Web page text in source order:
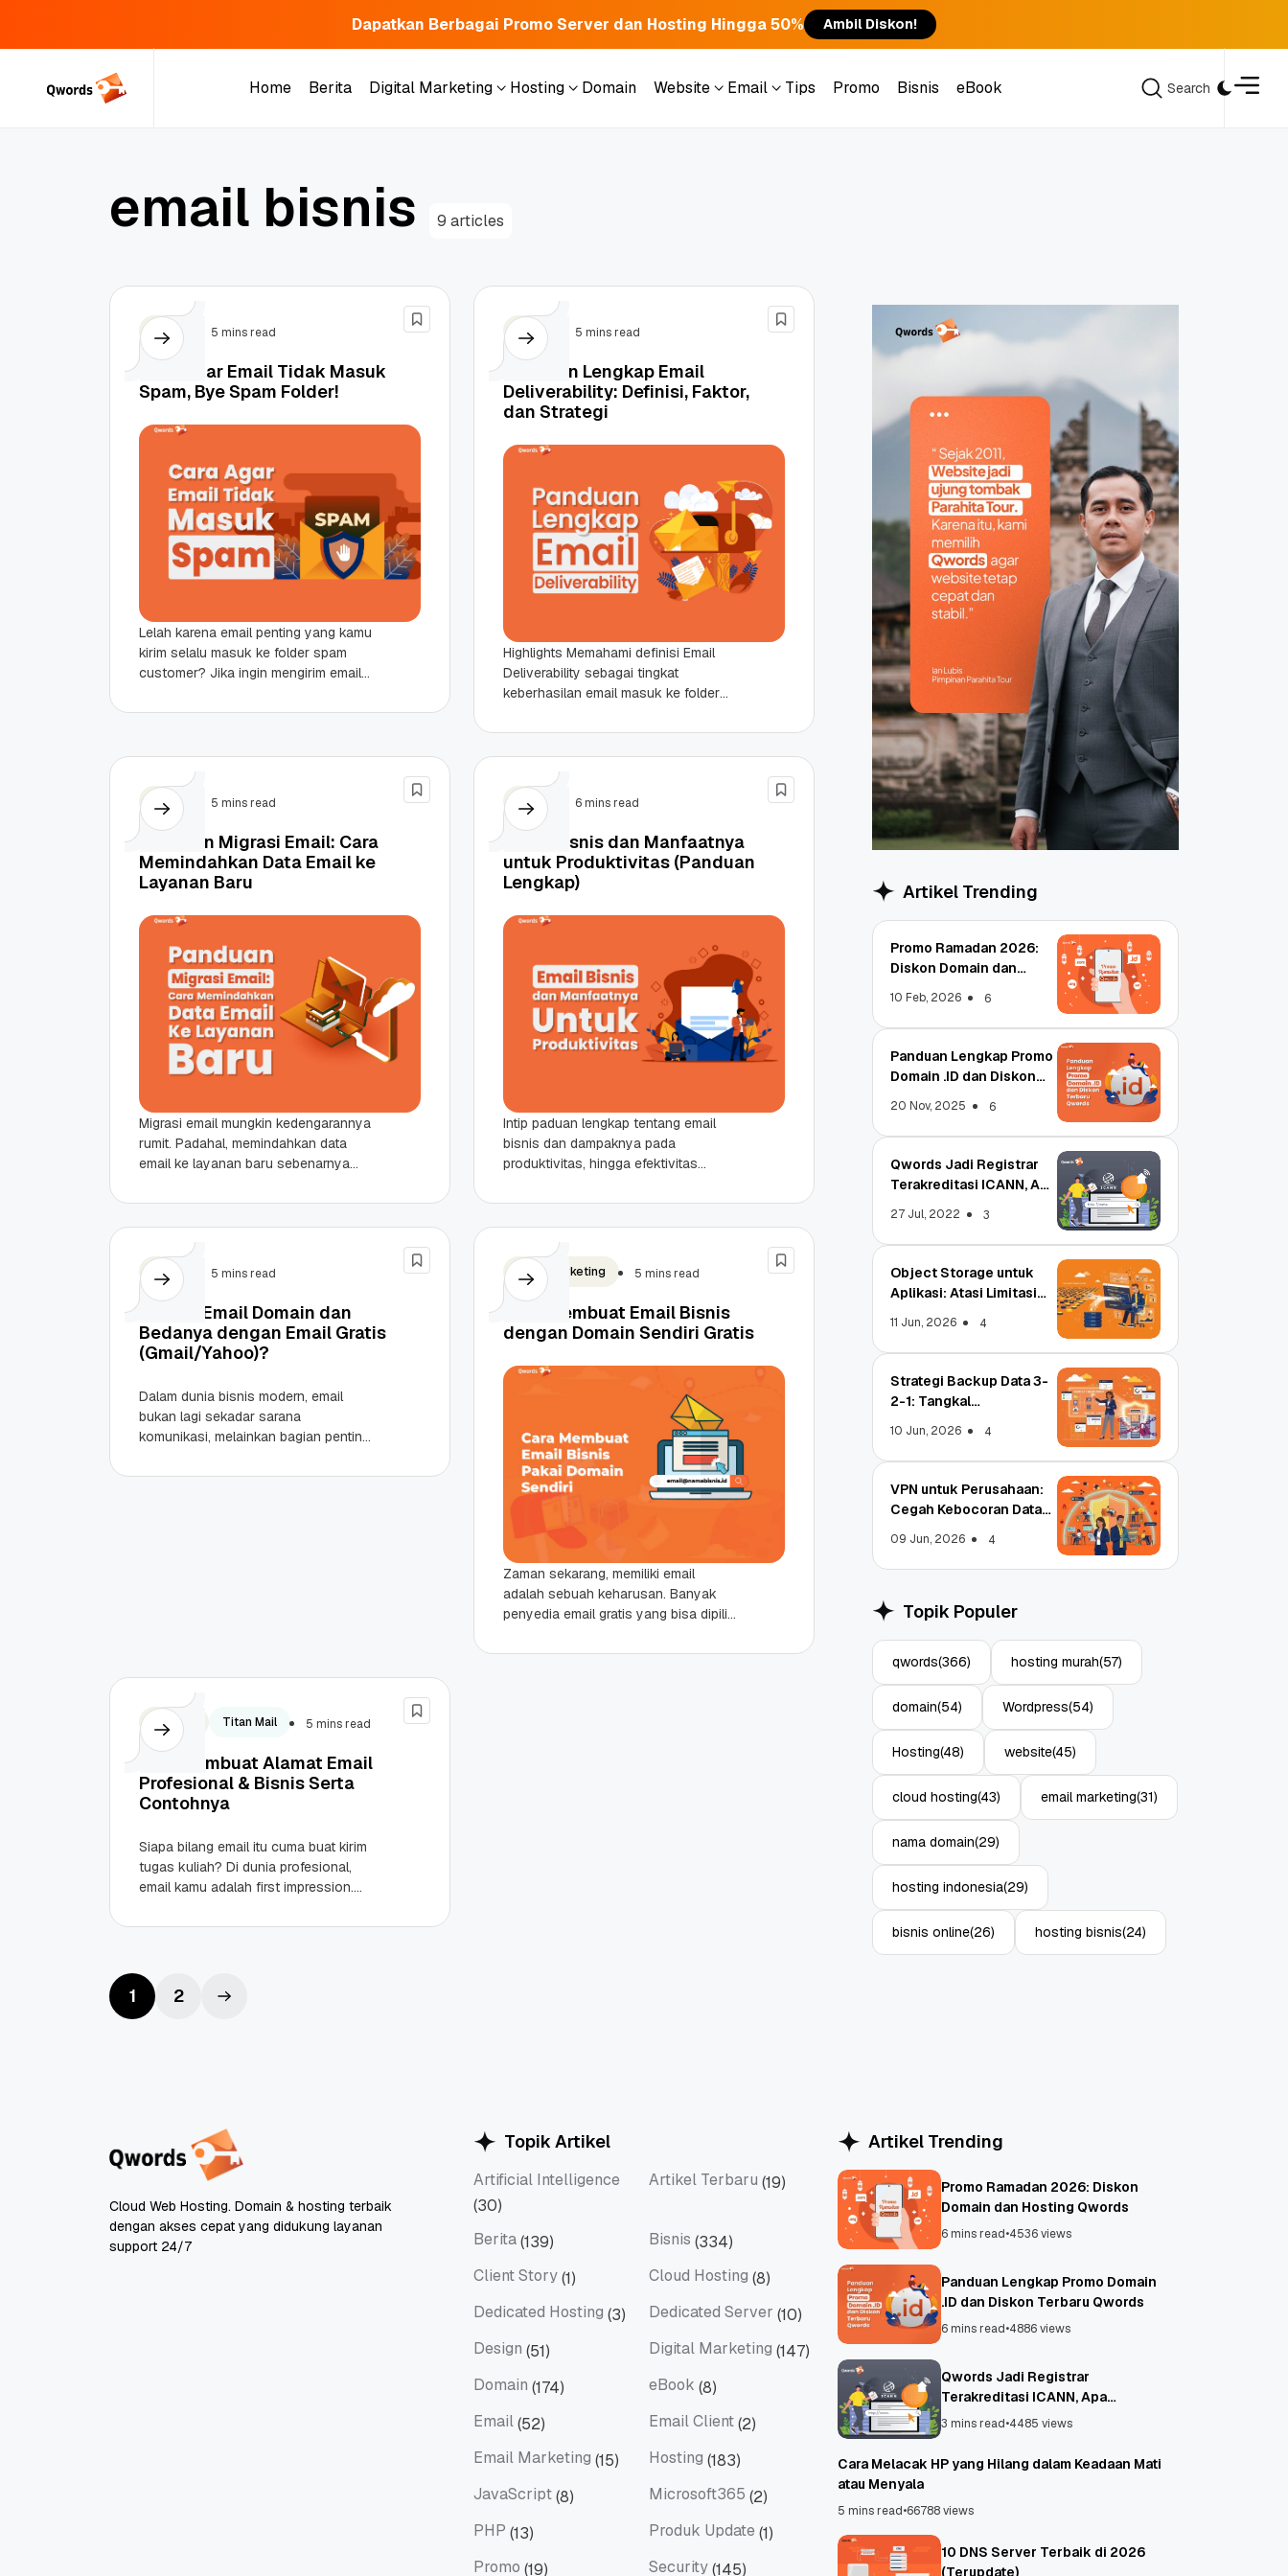
Dapatkan Berbagai Promo Server dan Hosting Hingga 50% Ambil Diskon!
Home
Berita
Digital Marketing
Hosting
Domain
Website
Email
Tips
Promo
Bisnis
eBook
Search
Qwords Jadi Registrar
Terakreditasi ICANN, Apa
27 Jul, 2022 3
Object Storage untuk
Aplikasi: Atasi Limitasi
Media
11 Jun, 2026
email bisnis 9 articles
Email 5 mins read
Cara Agar Email Tidak Masuk
Spam, Bye Spam Folder!
Lelah karena email penting yang kamu
kirim selalu masuk ke folder spam
customer? Jika ingin mengirim email
mengecek setup...
Email 5 mins read
Panduan Lengkap Email
Deliverability: Definisi, Faktor,
dan Strategi
Highlights Memahami definisi Email
Deliverability sebagai tingkat
keberhasilan email masuk ke folder
terkirim dari server. Faktor-faktor
penentu reputasi pengirim, mulai...
Email 5 mins read
Panduan Migrasi Email: Cara
Memindahkan Data Email ke
Layanan Baru
Migrasi email mungkin kedengarannya
rumit. Padahal, memindahkan data
email ke layanan baru sebenarnya
Lalu, bagaimana cara memindahkan
data email ke...
Email 6 mins read
Email Bisnis dan Manfaatnya
untuk Produktivitas (Panduan
Lengkap)
Intip paduan lengkap tentang email
bisnis dan dampaknya pada
produktivitas, hingga efektivitas
Profesional: Email bisnis
menggunakan domain sendiri
(namakamu@bisnis.com),
membangun...
Email 5 mins read
Apa Itu Email Domain dan
Bedanya dengan Email Gratis
(Gmail/Yahoo)?
Dalam dunia bisnis modern, email
bukan lagi sekadar sarana
komunikasi, melainkan bagian penting
perusahaan. Sahabat Qwords tentu
Email Marketing 5 mins read
Cara Membuat Email Bisnis
dengan Domain Sendiri Gratis
Zaman sekarang, memiliki email
adalah sebuah keharusan. Banyak
penyedia email gratis yang bisa dipilih
Google, Yahoo, atau Microsoft.
Domain Titan Mail 5 mins read
Tips Membuat Alamat Email
Profesional & Bisnis Serta
Contohnya
Siapa bilang email itu cuma buat kirim
tugas kuliah? Di dunia profesional,
email kamu adalah first impression.
ditentukan dari nama...
1 2
Artikel Trending
Promo Ramadan 2026:
Diskon Domain dan
10 Feb, 2026 6
Panduan Lengkap Promo
Domain .ID dan Diskon
20 Nov, 2025 6
Qwords Jadi Registrar
Terakreditasi ICANN, Apa
27 Jul, 2022 3
Object Storage untuk
Aplikasi: Atasi Limitasi
11 Jun, 2026 4
Strategi Backup Data 3-
2-1: Tangkal
10 Jun, 2026 4
VPN untuk Perusahaan:
Cegah Kebocoran Data
09 Jun, 2026 4
Topik Populer
qwords(366) hosting murah(57)
domain(54) Wordpress(54)
Hosting(48) website(45)
cloud hosting(43) email marketing(31)
nama domain(29)
hosting indonesia(29)
bisnis online(26) hosting bisnis(24)
Cloud Web Hosting. Domain & hosting terbaik
dengan akses cepat yang didukung layanan
support 24/7
Topik Artikel
Artificial Intelligence
Artificial Intelligence
(30)
Artikel Terbaru (19)
Berita(139) Bisnis (334)
Client Story(1) Cloud Hosting (8)
Dedicated Hosting (3) Dedicated Server (10)
Design (51) Digital Marketing (147)
Domain (174) eBook (8)
Email(52) Email Client(2)
Email Marketing (15) Hosting (183)
JavaScript(8) Microsoft365 (2)
PHP (13) Produk Update (1)
Promo (19) Security(145)
Artikel Trending
Promo Ramadan 2026: Diskon
Domain dan Hosting Qwords
6 mins read•4536 views
Panduan Lengkap Promo Domain
.ID dan Diskon Terbaru Qwords
6 mins read•4886 views
Qwords Jadi Registrar
Terakreditasi ICANN, Apa
Untungnya?
3 mins read•4485 views
Cara Melacak HP yang Hilang dalam Keadaan Mati
atau Menyala
5 mins read•66788 views
10 DNS Server Terbaik di 2026
(Terupdate)